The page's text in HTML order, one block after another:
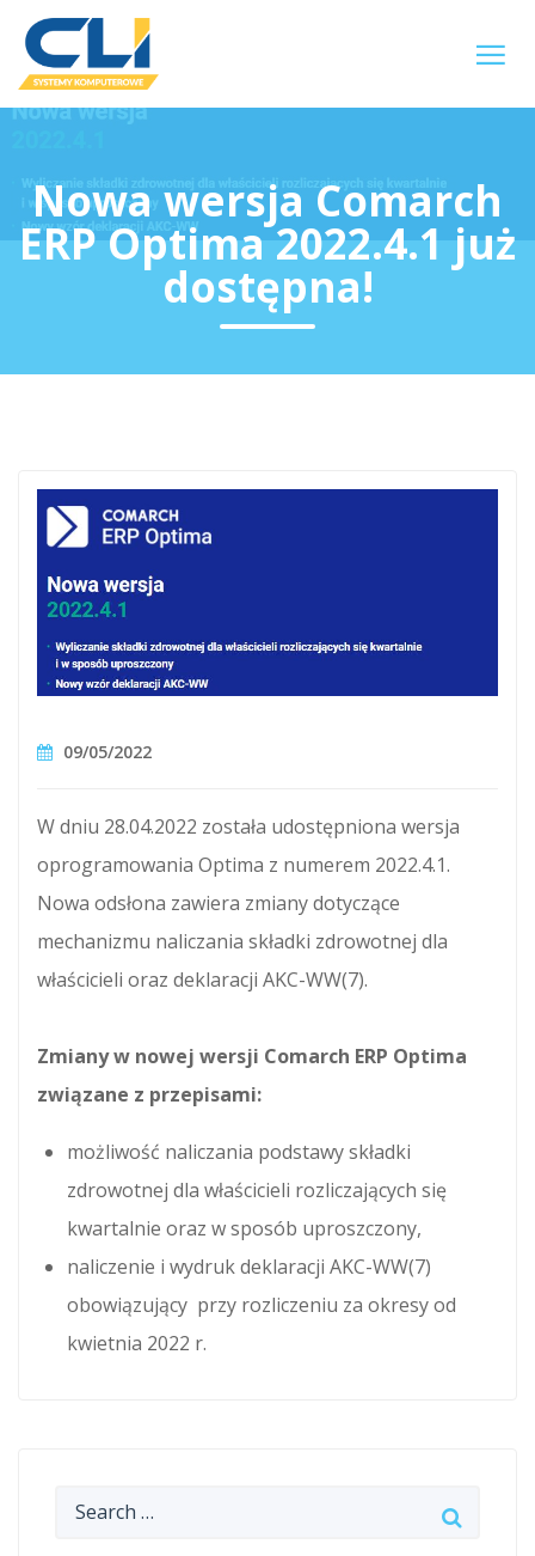
Nowa wersja Comarch
ERP Optima 2022.4.1 już
dostępna!
09/05/2022
W dniu 28.04.2022 została udostępniona wersja
oprogramowania Optima z numerem 2022.4.1.
Nowa odsłona zawiera zmiany dotyczące
mechanizmu naliczania składki zdrowotnej dla
właścicieli oraz deklaracji AKC-WW(7).
Zmiany w nowej wersji Comarch ERP Optima
związane z przepisami:
możliwość naliczania podstawy składki
zdrowotnej dla właścicieli rozliczających się
kwartalnie oraz w sposób uproszczony,
naliczenie i wydruk deklaracji AKC-WW(7)
obowiązujący przy rozliczeniu za okresy od
kwietnia 2022 r.